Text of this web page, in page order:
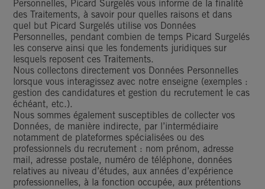
Personnelles, Picard Surgelés vous informe de la finalité
des Traitements, à savoir pour quelles raisons et dans
quel but Picard Surgelés utilise vos Données
Personnelles, pendant combien de temps Picard Surgelés
les conserve ainsi que les fondements juridiques sur
lesquels reposent ces Traitements.
Nous collectons directement vos Données Personnelles
lorsque vous interagissez avec notre enseigne (exemples :
gestion des candidatures et gestion du recrutement le cas
échéant, etc.).
Nous sommes également susceptibles de collecter vos
Données, de manière indirecte, par l’intermédiaire
notamment de plateformes spécialisées ou des
professionnels du recrutement : nom prénom, adresse
mail, adresse postale, numéro de téléphone, données
relatives au niveau d’études, aux années d’expérience
professionnelles, à la fonction occupée, aux prétentions